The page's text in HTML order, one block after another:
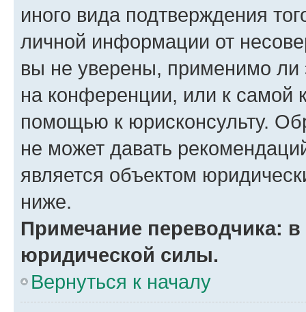
иного вида подтверждения
личной информации от
вы не уверены, применимо ли
на конференции, или к самой
помощью к юрисконсульту.
не может давать
является объектом
ниже.
Примечание переводчика:
юридической силы.
Вернуться к началу